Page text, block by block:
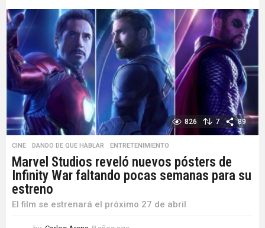
ñ
o
a
o
826 7 89
CINE ,DANDO DE QUE HABLAR ,ENTRETENIMIENTO
Marvel Studios reveló nuevos pósters de
Infinity War faltando pocas semanas para su
estreno
El film se estrenará el próximo 27 de abril